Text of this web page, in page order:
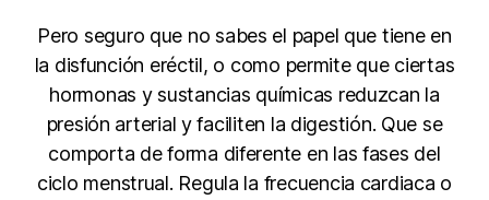
Pero seguro que no sabes el papel que tiene en
la disfunción eréctil, o como permite que ciertas
hormonas y sustancias químicas reduzcan la
presión arterial y faciliten la digestión. Que se
comporta de forma diferente en las fases del
ciclo menstrual. Regula la frecuencia cardiaca o